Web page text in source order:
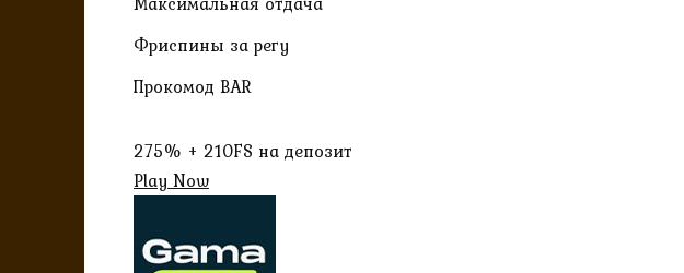
Фриспины за регу
Прокомод BAR
275% + 210FS на депозит
Play Now